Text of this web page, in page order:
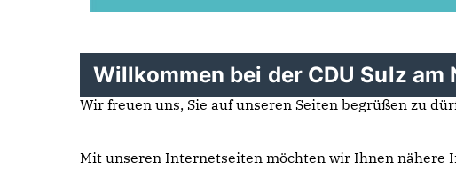
Willkommen bei der CDU Sulz am
Wir freuen uns, Sie auf unseren Seiten begrüßen zu
Mit unseren Internetseiten möchten wir Ihnen nähere